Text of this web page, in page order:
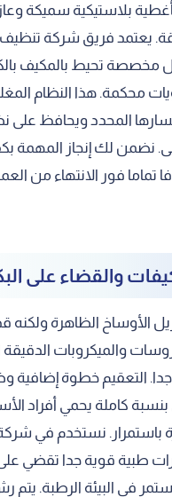
بلاستيكية سميكة
يعتمد فريق شركة تنظيف
مخصصة تحيط بالمكيف
محكمة. هذا النظام
المحدد ويحافظ على
نضمن لك إنجاز المهمة
تماما فور الانتهاء من
والقضاء على
الأوساخ الظاهرة ولكنه
والميكروبات الدقيقة
جدا. التعقيم خطوة إضافية
كاملة يحمي أفراد
باستمرار. نستخدم في
طبية قوية جدا تقضي على
في البيئة الرطبة.